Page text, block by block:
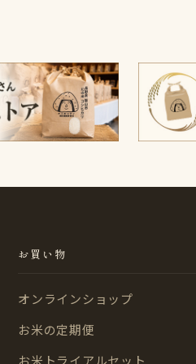
お買い物
オンラインショップ
お米の定期便